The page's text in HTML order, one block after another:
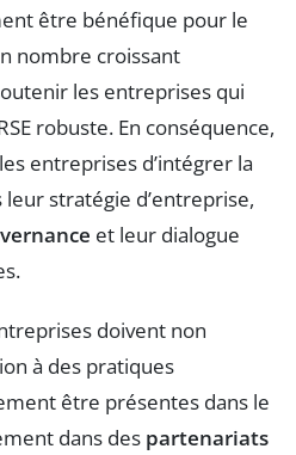
être bénéfique pour le
nombre croissant
les entreprises qui
robuste. En conséquence,
entreprises d’intégrer la
leur stratégie d’entreprise,
et leur dialogue
doivent non
à des pratiques
être présentes dans le
dans des partenariats